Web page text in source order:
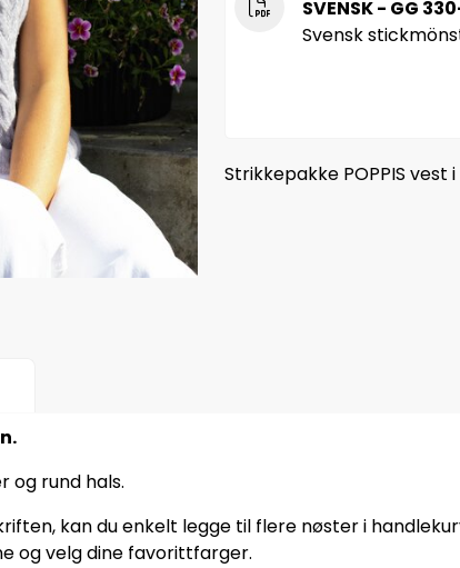
SVENSK - GG
Svensk
Strikkepakke POPPIS vest
og rund hals.
kan du enkelt legge til flere nøster i
og velg dine favorittfarger.